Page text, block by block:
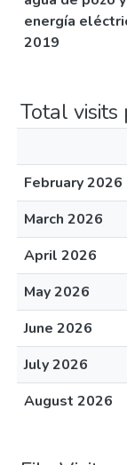
energía
2019
Total
February 2026
March 2026
April 2026
May 2026
June 2026
July 2026
August 2026